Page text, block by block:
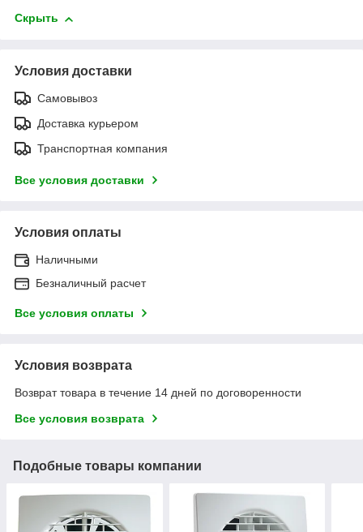
Скрыть
Условия доставки
Самовывоз
Доставка курьером
Транспортная компания
Все условия доставки
Условия оплаты
Наличными
Безналичный расчет
Все условия оплаты
Условия возврата
Возврат товара в течение 14 дней по договоренности
Все условия возврата
Подобные товары компании